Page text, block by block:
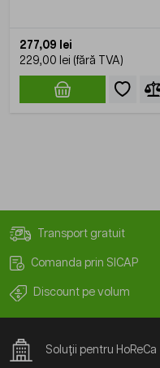
277,09 lei
229,00 lei
Transport gratuit
Comanda prin SICAP
Discount pe volum
Soluții pentru HoReCa